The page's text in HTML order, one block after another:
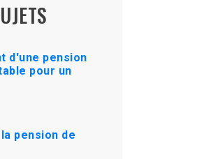
d'une pension
pour un
pension de